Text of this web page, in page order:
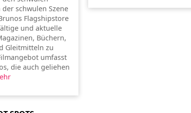
schwulen Szene
Flagshipstore
und aktuelle
Büchern,
Gleitmitteln zu
umfasst
die auch geliehen